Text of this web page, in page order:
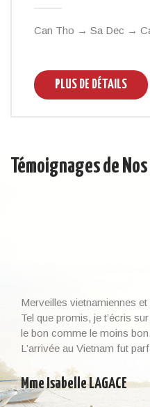
Can Tho → Sa Dec →
PLUS DE DÉTAILS
Témoignages de
Merveilles vietnamiennes
Tel que promis, je t’écris
le bon comme le moins
L’arrivée au Vietnam fut
Il était là à l’heure et nous
guide qui savait nous […]
Mme Isabelle LAGACE